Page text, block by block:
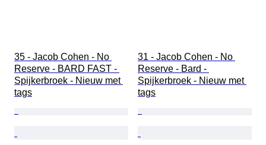
35 - Jacob Cohen - No
Reserve - BARD FAST -
Spijkerbroek - Nieuw met
tags
31 - Jacob Cohen - No
Reserve - Bard -
Spijkerbroek - Nieuw met
tags